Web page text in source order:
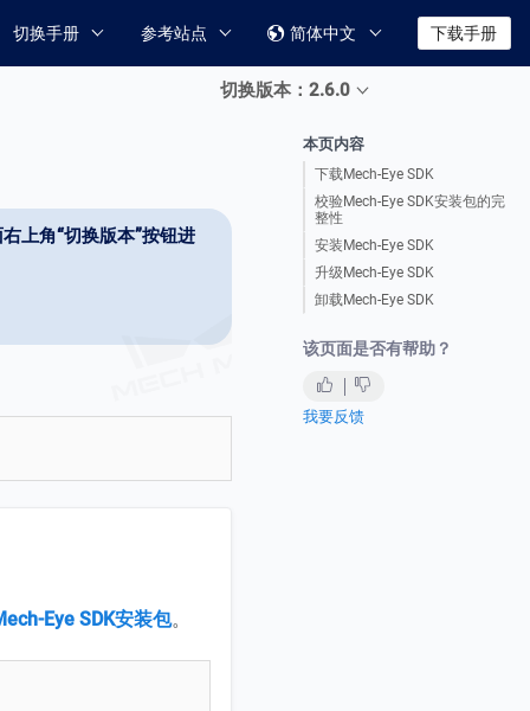
切换手册 参考站点  简体中文 下载手册
切换版本：2.6.0
本页内容
下载Mech-Eye SDK
校验Mech-Eye SDK安装包的完
整性
安装Mech-Eye SDK
升级Mech-Eye SDK
卸载Mech-Eye SDK
该页面是否有帮助？
我要反馈
上角“切换版本”按钮进
Eye SDK安装包。